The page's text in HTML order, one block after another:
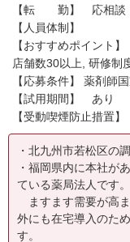
【転 勤】 応相談
【人員体制】
【おすすめポイント
店舗数30以上, 研修制
【応募条件】 薬剤師
【試用期間】 あり
【受動喫煙防止措置
・北九州市若松区の
・福岡県内に本社が
ている薬局法人です。
ますます需要が高
外にも在宅導入のた
す。